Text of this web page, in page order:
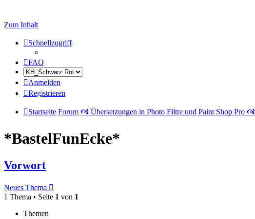
Zum Inhalt
Schnellzugriff
FAQ
Anmelden
Registrieren
Startseite Forum 🙧 Übersetzungen in Photo Filtre und Paint Shop Pro 🙧
*BastelFunEcke*
Vorwort
Neues Thema
1 Thema • Seite 1 von 1
Themen